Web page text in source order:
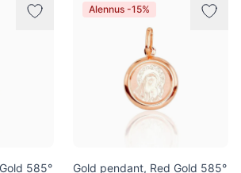
585°
Alennus -15%
Gold pendant, Red Gold 585°